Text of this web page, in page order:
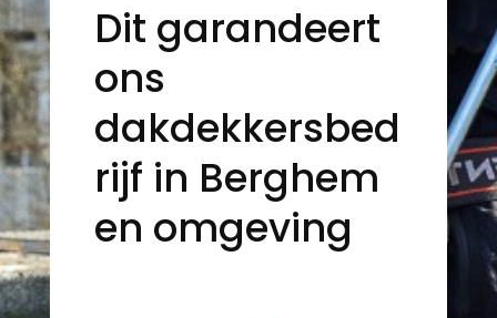
Dit garandeert
ons
dakdekkersbed
rijf in Berghem
en omgeving